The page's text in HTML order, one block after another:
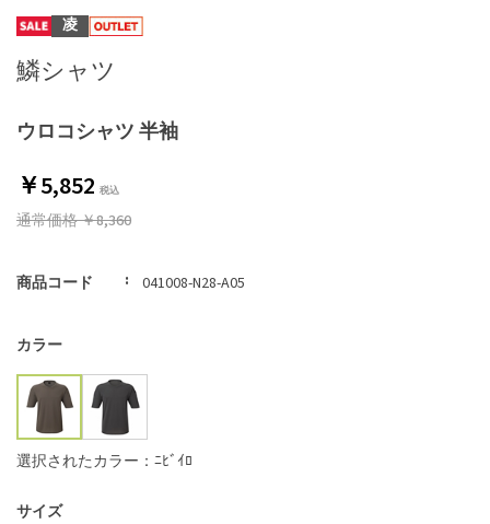
ウロコシャツ 半袖
凌
鱗シャツ
￥5,852
通常価格￥8,360
商品コード 041008-N28-A05
カラー
選択されたカラー：ﾆﾋﾞｲﾛ
サイズ